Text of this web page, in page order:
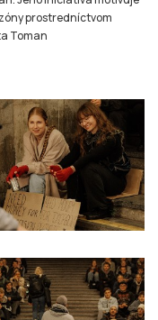
prostredníctvom
Toman